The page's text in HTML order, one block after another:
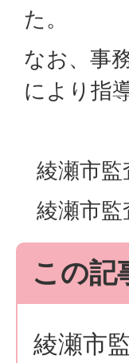
た。
なお、事
により指
綾瀬市監
綾瀬市監
この記
綾瀬市